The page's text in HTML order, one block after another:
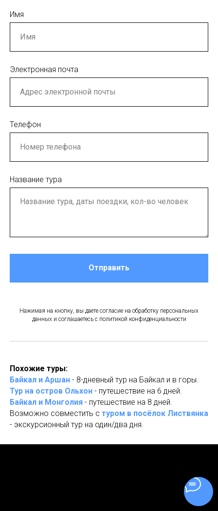
Имя
Электронная почта
Телефон
Название тура
Отправить
Нажимая на кнопку, вы даете согласие на обработку персональных
данных и соглашаетесь c политикой конфиденциальности
Похожие туры:
Байкал и Аршан - 8-дневный тур на Байкал и в горы.
Тур на остров Ольхон - путешествие на 6 дней.
Байкал и Монголия - путешествие на 8 дней.
Возможно совместить с туром в посёлок Листвянка
- экскурсионный тур на один/два дня.